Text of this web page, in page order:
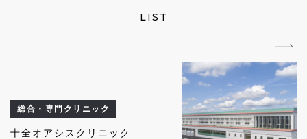
LIST
総合・専門クリニック
十全オアシスクリニック